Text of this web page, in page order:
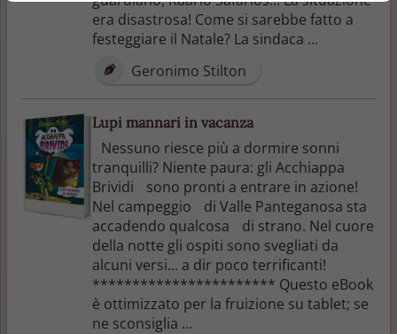
era disastrosa! Come si sarebbe fatto a
festeggiare il Natale? La sindaca ...
Geronimo Stilton
Lupi mannari in vacanza
Nessuno riesce più a dormire sonni
tranquilli? Niente paura: gli Acchiappa
Brividi sono pronti a entrare in azione!
Nel campeggio di Valle Panteganosa sta
accadendo qualcosa di strano. Nel cuore
della notte gli ospiti sono svegliati da
alcuni versi... a dir poco terrificanti!
*********************** Questo eBook
è ottimizzato per la fruizione su tablet; se
ne sconsiglia ...